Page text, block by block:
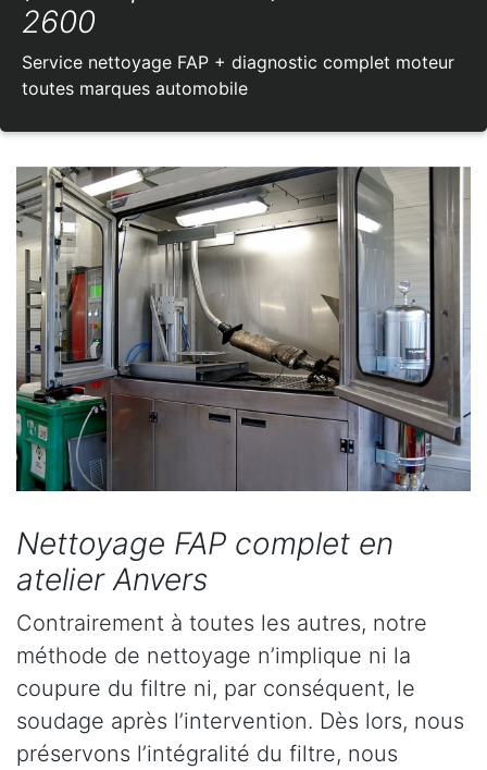
2600
Service nettoyage FAP + diagnostic complet moteur
toutes marques automobile
Nettoyage FAP complet en
atelier Anvers
Contrairement à toutes les autres, notre
méthode de nettoyage n’implique ni la
coupure du filtre ni, par conséquent, le
soudage après l’intervention. Dès lors, nous
préservons l’intégralité du filtre, nous